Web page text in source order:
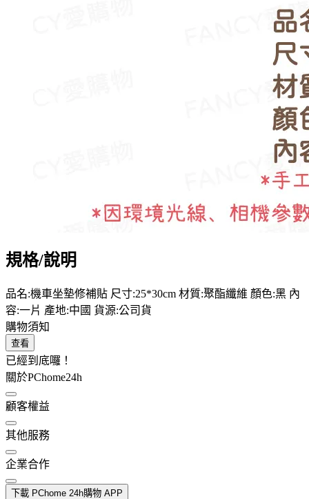
規格/說明
品名:機車坐墊修補貼 尺寸:25*30cm 材質:聚酯纖維 顏色:黑 內
容:一片 產地:中國 貨源:公司貨
購物須知
查看
已經到底囉！
關於PChome24h
顧客權益
其他服務
企業合作
下載 PChome 24h購物 APP